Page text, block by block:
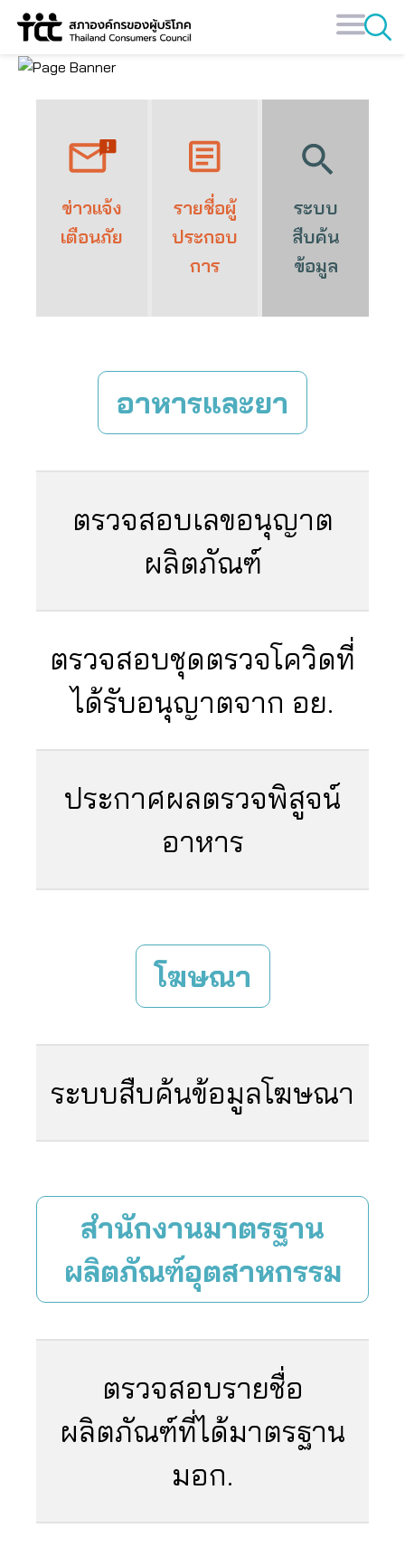
Skip
content
ข่าวแจ้ง
เตือนภัย
รายชื่อผู้
ประกอบ
การ
ระบบ
สืบค้น
ข้อมูล
อาหารและยา
ตรวจสอบเลขอนุญาต
ผลิตภัณฑ์
ตรวจสอบชุดตรวจโควิดที่
ได้รับอนุญาตจาก อย.
ประกาศผลตรวจพิสูจน์
อาหาร
โฆษณา
ระบบสืบค้นข้อมูลโฆษณา
สำนักงานมาตรฐาน
ผลิตภัณฑ์อุตสาหกรรม
ตรวจสอบรายชื่อ
ผลิตภัณฑ์ที่ได้มาตรฐาน
มอก.